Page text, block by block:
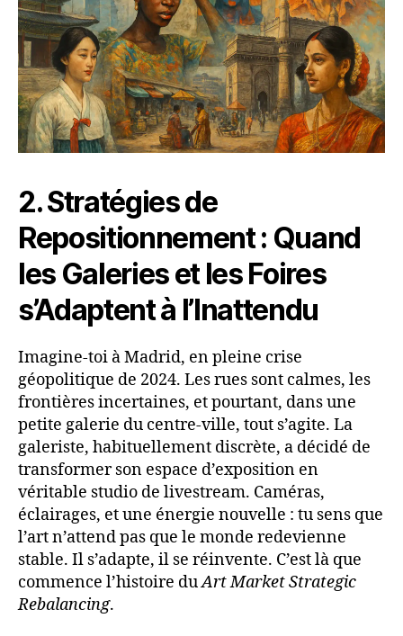
2. Stratégies de
Repositionnement : Quand
les Galeries et les Foires
s’Adaptent à l’Inattendu
Imagine-toi à Madrid, en pleine crise
géopolitique de 2024. Les rues sont calmes, les
frontières incertaines, et pourtant, dans une
petite galerie du centre-ville, tout s’agite. La
galeriste, habituellement discrète, a décidé de
transformer son espace d’exposition en
véritable studio de livestream. Caméras,
éclairages, et une énergie nouvelle : tu sens que
l’art n’attend pas que le monde redevienne
stable. Il s’adapte, il se réinvente. C’est là que
commence l’histoire duArt Market Strategic
Rebalancing.